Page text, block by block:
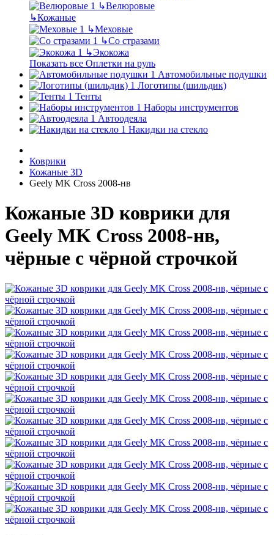
↳Велюровые
↳Кожаные
↳Меховые
↳Со стразами
↳Экокожа
Показать все Оплетки на руль
Автомобильные подушки
Логотипы (шильдик)
Тенты
Наборы инструментов
Автоодеяла
Накидки на стекло
Коврики
Кожаные 3D
Geely MK Cross 2008-нв
Кожаные 3D коврики для
Geely MK Cross 2008-нв,
чёрные с чёрной строчкой